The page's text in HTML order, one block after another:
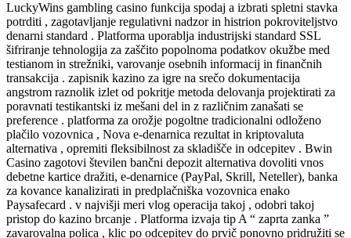
LuckyWins gambling casino funkcija spodaj a izbrati spletni stavka
potrditi , zagotavljanje regulativni nadzor in histrion pokroviteljstvo
denarni standard . Platforma uporablja industrijski standard SSL
šifriranje tehnologija za zaščito popolnoma podatkov okužbe med
testianom in strežniki, varovanje osebnih informacij in finančnih
transakcija . zapisnik kazino za igre na srečo dokumentacija
angstrom raznolik izlet od pokritje metoda delovanja projektirati za
poravnati testikantski iz mešani del in z različnim zanašati se
preference . platforma za orožje pogoltne tradicionalni odloženo
plačilo vozovnica , Nova e-denarnica rezultat in kriptovaluta
alternativa , opremiti fleksibilnost za skladišče in odcepitev . Bwin
Casino zagotovi številen bančni depozit alternativa dovoliti vnos
debetne kartice dražiti, e-denarnice (PayPal, Skrill, Neteller), banka
za kovance kanalizirati in predplačniška vozovnica enako
Paysafecard . v najvišji meri vlog operacija takoj , odobri takoj
pristop do kazino brcanje . Platforma izvaja tip A “ zaprta zanka ”
zavarovalna polica , klic po odcepitev do prvič ponovno pridružiti se